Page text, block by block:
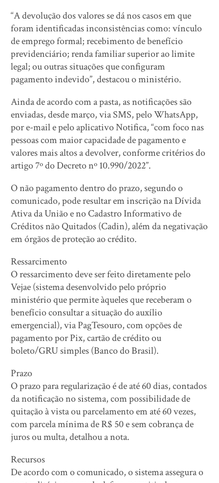
“A devolução dos valores se dá nos casos em que
foram identificadas inconsistências como: vínculo
de emprego formal; recebimento de benefício
previdenciário; renda familiar superior ao limite
legal; ou outras situações que configuram
pagamento indevido”, destacou o ministério.
Ainda de acordo com a pasta, as notificações são
enviadas, desde março, via SMS, pelo WhatsApp,
por e-mail e pelo aplicativo Notifica, “com foco nas
pessoas com maior capacidade de pagamento e
valores mais altos a devolver, conforme critérios do
artigo 7º do Decreto nº 10.990/2022”.
O não pagamento dentro do prazo, segundo o
comunicado, pode resultar em inscrição na Dívida
Ativa da União e no Cadastro Informativo de
Créditos não Quitados (Cadin), além da negativação
em órgãos de proteção ao crédito.
Ressarcimento
O ressarcimento deve ser feito diretamente pelo
Vejae (sistema desenvolvido pelo próprio
ministério que permite àqueles que receberam o
benefício consultar a situação do auxílio
emergencial), via PagTesouro, com opções de
pagamento por Pix, cartão de crédito ou
boleto/GRU simples (Banco do Brasil).
Prazo
O prazo para regularização é de até 60 dias, contados
da notificação no sistema, com possibilidade de
quitação à vista ou parcelamento em até 60 vezes,
com parcela mínima de R$ 50 e sem cobrança de
juros ou multa, detalhou a nota.
Recursos
De acordo com o comunicado, o sistema assegura o